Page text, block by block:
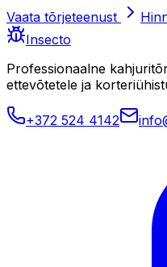
Vaata tõrjeteenust
Insecto
Professionaalne
ettevõtetele ja
+372 524 4142